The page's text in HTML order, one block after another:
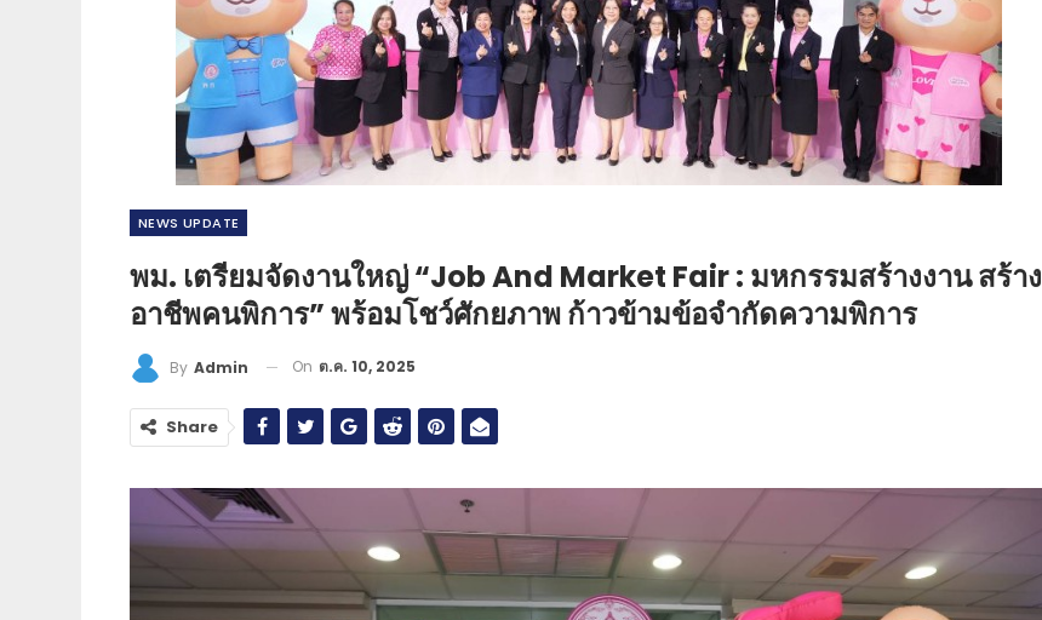
NEWS​ UPDATE
พม. เตรียมจัดงานใหญ่ “Job And Market Fair : มหกรรมสร้างงาน สร้าง
อาชีพคนพิการ” พร้อมโชว์ศักยภาพ ก้าวข้ามข้อจำกัดความพิการ
By Admin On ต.ค. 10, 2025
Share